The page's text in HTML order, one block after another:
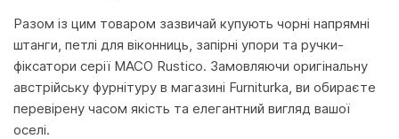
Разом із цим товаром зазвичай купують чорні напрямні
штанги, петлі для віконниць, запірні упори та ручки-
фіксатори серії MACO Rustico. Замовляючи оригінальну
австрійську фурнітуру в магазині Furniturka, ви обираєте
перевірену часом якість та елегантний вигляд вашої
оселі.